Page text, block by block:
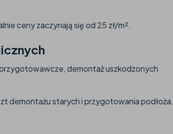
ceny zaczynają się od 25 zł/m².
demontaż uszkodzonych
demontażu starych i przygotowania podłoża.